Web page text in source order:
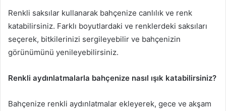
Renkli saksılar kullanarak bahçenize canlılık ve renk
katabilirsiniz. Farklı boyutlardaki ve renklerdeki saksıları
seçerek, bitkilerinizi sergileyebilir ve bahçenizin
görünümünü yenileyebilirsiniz.
Renkli aydınlatmalarla bahçenize nasıl ışık katabilirsiniz?
Bahçenize renkli aydınlatmalar ekleyerek, gece ve akşam